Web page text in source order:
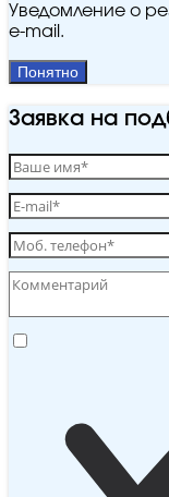
Уведомление о
e‑mail.
Понятно
Заявка на